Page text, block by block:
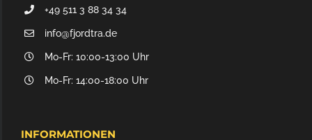
+49 511 3 88 34 34
info@fjordtra.de
Mo-Fr: 10:00-13:00 Uhr
Mo-Fr: 14:00-18:00 Uhr
INFORMATIONEN